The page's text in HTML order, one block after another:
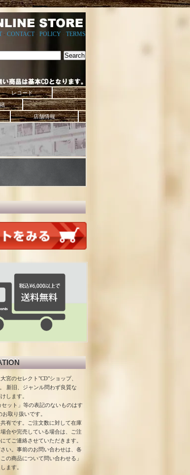
- CONTACT- POLICY TERMS
レコード
店舗情報
宮のセレクト"CD"ショップ、
新旧、ジャンル問わず良質な
します。
セット」等の表記のないものはす
取り扱いです。
共有です。ご注文数に対して在庫
合や完売している場合は、ご注
てご連絡させていただきます。
い。事前のお問い合わせは、各
の商品について問い合わせる」
ます。